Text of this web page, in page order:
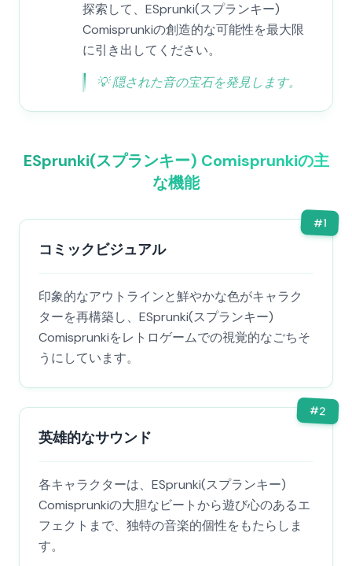
探索して、ESprunki(スプランキー)
Comisprunkiの創造的な可能性を最大限
に引き出してください。
💡隠された音の宝石を発見します。
ESprunki(スプランキー) Comisprunkiの主
な機能
#1
コミックビジュアル
印象的なアウトラインと鮮やかな色がキャラク
ターを再構築し、ESprunki(スプランキー)
Comisprunkiをレトロゲームでの視覚的なごちそ
うにしています。
#2
英雄的なサウンド
各キャラクターは、ESprunki(スプランキー)
Comisprunkiの大胆なビートから遊び心のあるエ
フェクトまで、独特の音楽的個性をもたらしま
す。